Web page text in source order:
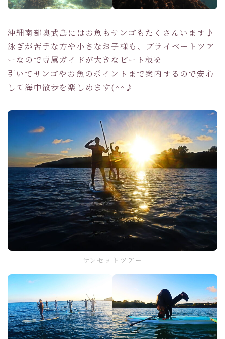
沖縄南部奥武島にはお魚もサンゴもたくさんいます♪
泳ぎが苦手な方や小さなお子様も、プライベートツア
ーなので専属ガイドが大きなビート板を
引いてサンゴやお魚のポイントまで案内するので安心
して海中散歩を楽しめます(^^♪
サンセットツアー